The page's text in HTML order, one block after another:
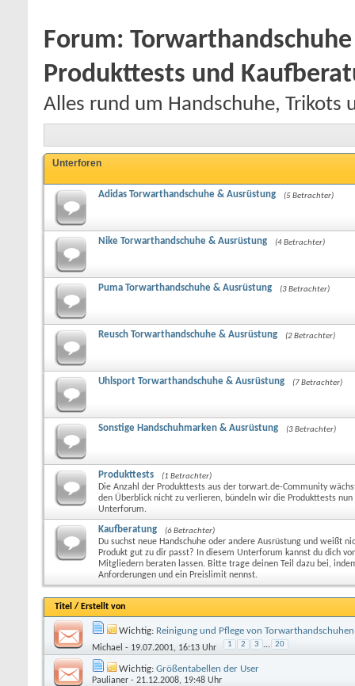
Forum:
Produkttests und
Alles rund um Handschuhe, Trikots
Unterforen
Adidas Torwarthandschuhe & Ausrüstung (5 Betrachter)
Nike Torwarthandschuhe & Ausrüstung (4 Betrachter)
Puma Torwarthandschuhe & Ausrüstung (3 Betrachter)
Reusch Torwarthandschuhe & Ausrüstung (2 Betrachter)
Uhlsport Torwarthandschuhe & Ausrüstung (7 Betrachter)
Sonstige Handschuhmarken & Ausrüstung (3 Betrachter)
Produkttests (1 Betrachter)
Die Anzahl der Produkttests aus der torwart.de-Community
den Überblick nicht zu verlieren, bündeln wir die Produkttests
Unterforum.
Kaufberatung (6 Betrachter)
Du suchst neue Handschuhe oder andere Ausrüstung und weißt
Produkt gut zu dir passt? In diesem Unterforum kannst du dich
Mitgliedern beraten lassen. Bitte trage deinen Teil dazu bei,
Anforderungen und ein Preislimit nennst.
Titel / Erstellt von
Wichtig: Reinigung und Pflege von Torwarthandschuhen
Michael - 19.07.2001, 16:13 Uhr 1 2 3 ... 20
Wichtig: Größentabellen der User
Paulianer - 21.12.2008, 19:48 Uhr